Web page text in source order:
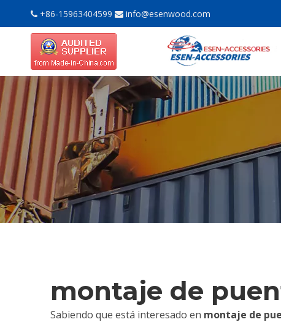
 +86-15963404599  info@esenwood.com
montaje de
Sabiendo que está interesado en montaje de